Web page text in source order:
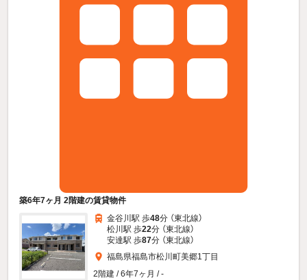
築6年7ヶ月 2階建の賃貸物件
金谷川駅 歩48分 （東北線）
松川駅 歩22分 （東北線）
安達駅 歩87分 （東北線）
福島県福島市松川町美郷1丁目
2階建 / 6年7ヶ月 / -